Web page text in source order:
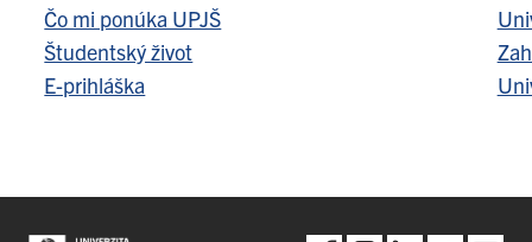
Čo mi ponúka UPJŠ
Študentský život
E-prihláška